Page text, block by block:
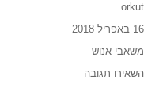
orkut
16 באפריל 2018
משאבי אנוש
השאירו תגובה